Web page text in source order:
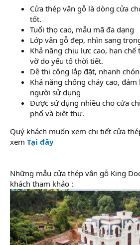
Cửa thép vân gỗ là dòng cửa
tốt.
Tuổi thọ cao, mẫu mã đa dạng
Lớp vân gỗ đẹp, nhìn sang
Khả năng chịu lực cao, hạn
vỡ do yếu tố thời tiết.
Dễ thi công lắp đặt, nhanh
Khả năng chống cháy cao,
người sử dụng
Được sử dụng nhiều cho cửa
phố và biệt thự.
Quý khách muốn xem chi tiết cửa
xem Tại đây
Những mẫu cửa thép vân gỗ King
khách tham khảo :